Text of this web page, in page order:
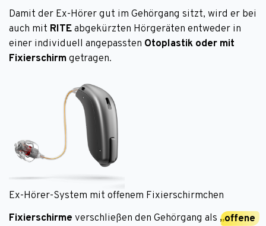
Damit der Ex-Hörer gut im Gehörgang sitzt, wird er bei
auch mit RITEabgekürzten Hörgeräten entweder in
einer individuell angepassten Otoplastik oder mit
Fixierschirmgetragen.
Ex-Hörer-System mit offenem Fixierschirmchen
Fixierschirme verschließen den Gehörgang als „offene